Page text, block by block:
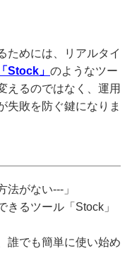
ためには、リアルタイ
「Stock」 のようなツー
えるのではなく、運用
失敗を防ぐ鍵になりま
法がない---」
るツール「Stock」
誰でも簡単に使い始め